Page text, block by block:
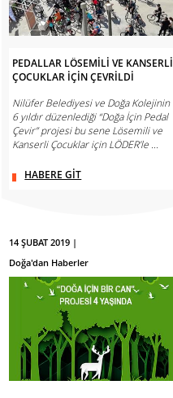
PEDALLAR LÖSEMİLİ VE KANSERLİ
ÇOCUKLAR İÇİN ÇEVRİLDİ
Nilüfer Belediyesi ve Doğa Kolejinin
6 yıldır düzenlediği “Doğa İçin Pedal
Çevir” projesi bu sene Lösemili ve
Kanserli Çocuklar için LÖDER’le ...
HABERE GİT
14 ŞUBAT 2019 |
Doğa'dan Haberler